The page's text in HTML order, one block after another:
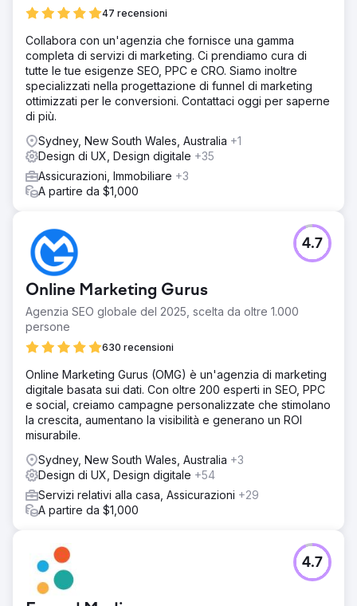
Vai alla pagina agenzia
47 recensioni
Collabora con un'agenzia che fornisce una gamma
completa di servizi di marketing. Ci prendiamo cura di
tutte le tue esigenze SEO, PPC e CRO. Siamo inoltre
specializzati nella progettazione di funnel di marketing
ottimizzati per le conversioni. Contattaci oggi per saperne
di più.
Sydney, New South Wales, Australia +1
Design di UX, Design digitale +35
Assicurazioni, Immobiliare +3
A partire da $1,000
Online Marketing Gurus
Agenzia SEO globale del 2025, scelta da oltre 1.000
persone
630 recensioni
4.7
Online Marketing Gurus (OMG) è un'agenzia di marketing
digitale basata sui dati. Con oltre 200 esperti in SEO, PPC
e social, creiamo campagne personalizzate che stimolano
la crescita, aumentano la visibilità e generano un ROI
misurabile.
Sydney, New South Wales, Australia +3
Design di UX, Design digitale +54
Servizi relativi alla casa, Assicurazioni +29
A partire da $1,000
4.7